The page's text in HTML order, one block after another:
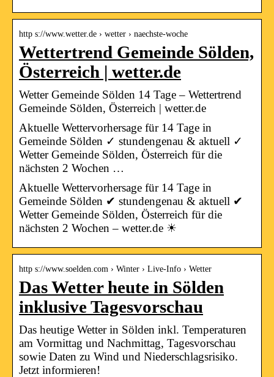
http s://www.wetter.de › wetter › naechste-woche
Wettertrend Gemeinde Sölden,
Österreich | wetter.de
Wetter Gemeinde Sölden 14 Tage – Wettertrend
Gemeinde Sölden, Österreich | wetter.de
Aktuelle Wettervorhersage für 14 Tage in
Gemeinde Sölden ✓ stundengenau & aktuell ✓
Wetter Gemeinde Sölden, Österreich für die
nächsten 2 Wochen …
Aktuelle Wettervorhersage für 14 Tage in
Gemeinde Sölden ✔ stundengenau & aktuell ✔
Wetter Gemeinde Sölden, Österreich für die
nächsten 2 Wochen – wetter.de ☀
http s://www.soelden.com › Winter › Live-Info › Wetter
Das Wetter heute in Sölden
inklusive Tagesvorschau
Das heutige Wetter in Sölden inkl. Temperaturen
am Vormittag und Nachmittag, Tagesvorschau
sowie Daten zu Wind und Niederschlagsrisiko.
Jetzt informieren!